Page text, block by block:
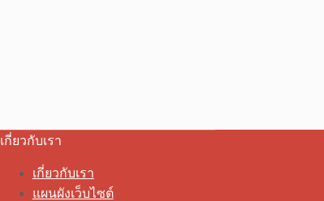
เกี่ยวกับเรา
เกี่ยวกับเรา
แผนผังเว็บไซต์